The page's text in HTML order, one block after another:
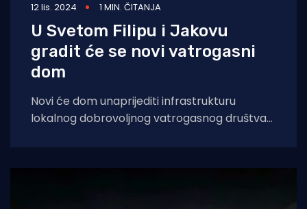
12 lis. 2024 1 MIN. ČITANJA
U Svetom Filipu i Jakovu
gradit će se novi vatrogasni
dom
Novi će dom unaprijediti infrastrukturu
lokalnog dobrovoljnog vatrogasnog društva